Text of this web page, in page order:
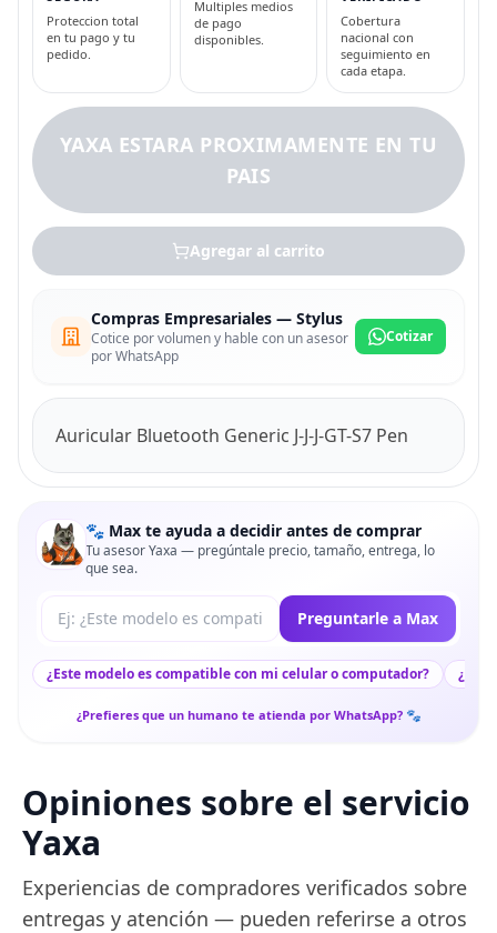
Proteccion total
en tu pago y tu
pedido.
Multiples medios
de pago
disponibles.
Cobertura
nacional con
seguimiento en
cada etapa.
YAXA ESTARA PROXIMAMENTE EN TU
PAIS
Agregar al carrito
Compras Empresariales — Stylus
Cotice por volumen y hable con un asesor
por WhatsApp
Cotizar
Auricular Bluetooth Generic J-J-J-GT-S7 Pen
🐾 Max te ayuda a decidir antes de comprar
Tu asesor Yaxa — pregúntale precio, tamaño, entrega, lo
que sea.
Tu pregunta a Max Preguntarle a Max
¿Este modelo es compatible con mi celular o computador?
¿Prefieres que un humano te atienda por WhatsApp? 🐾
Opiniones sobre el servicio
Yaxa
Experiencias de compradores verificados sobre
entregas y atención — pueden referirse a otros